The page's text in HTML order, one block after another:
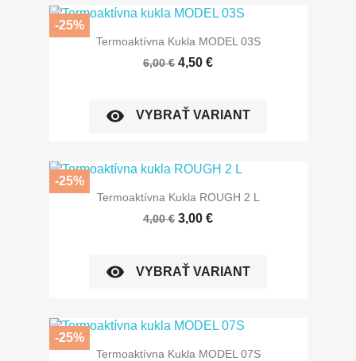
Termoaktívna Kukla MODEL 03S
6,00 € 4,50 €
visibility VYBRAŤ VARIANT
-25%
Termoaktívna Kukla ROUGH 2 L
4,00 € 3,00 €
visibility VYBRAŤ VARIANT
-25%
Termoaktívna Kukla MODEL 07S
-25%